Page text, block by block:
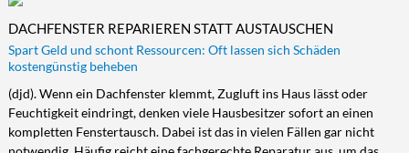
DACHFENSTER REPARIEREN STATT AUSTAUSCHEN
Spart Geld und schont Ressourcen: Oft lassen sich Schäden
kostengünstig beheben
(djd). Wenn ein Dachfenster klemmt, Zugluft ins Haus lässt oder
Feuchtigkeit eindringt, denken viele Hausbesitzer sofort an einen
kompletten Fenstertausch. Dabei ist das in vielen Fällen gar nicht